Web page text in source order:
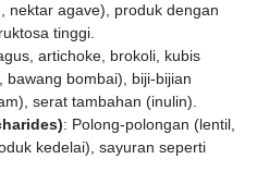
nektar agave), produk dengan
tinggi.
artichoke, brokoli, kubis
bawang bombai), biji-bijian
serat tambahan (inulin).
: Polong-polongan (lentil,
kedelai), sayuran seperti